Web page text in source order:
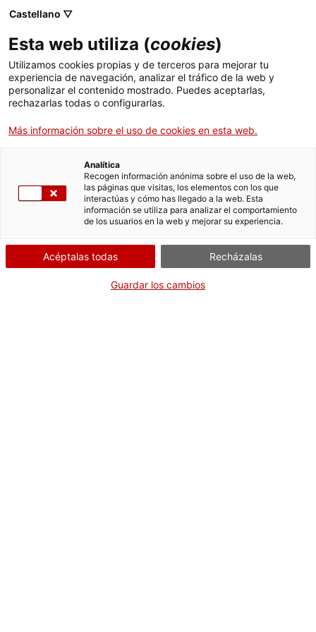
Menú
Buscador
Servicios de Internacionalización
Servicios de Innovación Servicios para Startups
ACCIÓ - Agencia para el crecimiento de las empresas
ACCIÓ - Agencia para el crecimiento de las empresas
Inicio
Ayudas y servicios
Países
Actividades
Contacto
Subvenciones del programa TU+1
2025 - 2026
¿Qué necesitas hacer?
Consulta a continuación todas las opciones
corresponda con tu caso y podrás acceder a
toda la información y condiciones de
Castellano ▽
Esta web utiliza (cookies)
Utilizamos cookies propias y de terceros para mejorar tu
experiencia de navegación, analizar el tráfico de la web y
personalizar el contenido mostrado. Puedes aceptarlas,
rechazarlas todas o configurarlas.
Más información sobre el uso de cookies en esta web.
Analítica
Recogen información anónima sobre el uso de la web,
las páginas que visitas, los elementos con los que
interactúas y cómo has llegado a la web. Esta
información se utiliza para analizar el comportamiento
de los usuarios en la web y mejorar su experiencia.
Acéptalas todas Recházalas
Guardar los cambios